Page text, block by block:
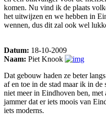
komen. Nu vind ik de plaats
het uitwijzen en we hebben in
wennen, dus dit zal ook wel
Datum: 18-10-2009
Naam: Piet Knook
Dat gebouw haden ze beter
af en toe in de stad maar ik in
niet meer in Eindhoven ben,
jammer dat er iets moois van
iets moderns.